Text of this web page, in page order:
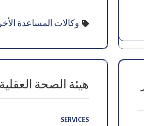
وكالات المساعدة
هيئة الصحة
SERVICES